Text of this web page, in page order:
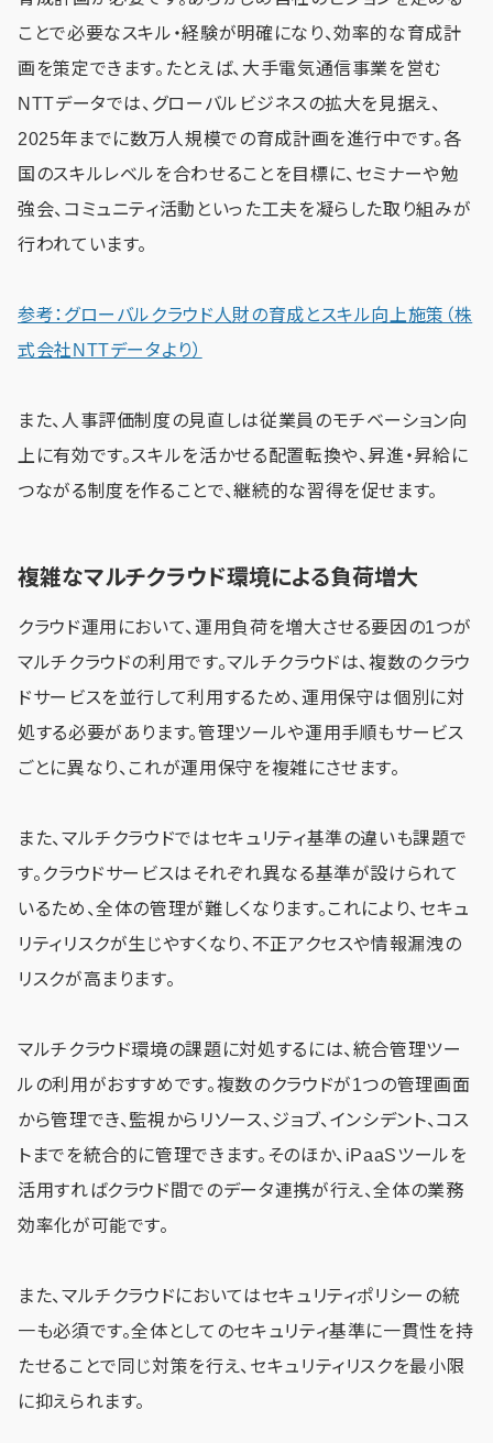
ことで必要なスキル・経験が明確になり、効率的な育成計
画を策定できます。たとえば、大手電気通信事業を営む
NTTデータでは、グローバルビジネスの拡大を見据え、
2025年までに数万人規模での育成計画を進行中です。各
国のスキルレベルを合わせることを目標に、セミナーや勉
強会、コミュニティ活動といった工夫を凝らした取り組みが
行われています。
参考：グローバルクラウド人財の育成とスキル向上施策（株
式会社NTTデータより）
また、人事評価制度の見直しは従業員のモチベーション向
上に有効です。スキルを活かせる配置転換や、昇進・昇給に
つながる制度を作ることで、継続的な習得を促せます。
複雑なマルチクラウド環境による負荷増大
クラウド運用において、運用負荷を増大させる要因の1つが
マルチクラウドの利用です。マルチクラウドは、複数のクラウ
ドサービスを並行して利用するため、運用保守は個別に対
処する必要があります。管理ツールや運用手順もサービス
ごとに異なり、これが運用保守を複雑にさせます。
また、マルチクラウドではセキュリティ基準の違いも課題で
す。クラウドサービスはそれぞれ異なる基準が設けられて
いるため、全体の管理が難しくなります。これにより、セキュ
リティリスクが生じやすくなり、不正アクセスや情報漏洩の
リスクが高まります。
マルチクラウド環境の課題に対処するには、統合管理ツー
ルの利用がおすすめです。複数のクラウドが1つの管理画面
から管理でき、監視からリソース、ジョブ、インシデント、コス
トまでを統合的に管理できます。そのほか、iPaaSツールを
活用すればクラウド間でのデータ連携が行え、全体の業務
効率化が可能です。
また、マルチクラウドにおいてはセキュリティポリシーの統
一も必須です。全体としてのセキュリティ基準に一貫性を持
たせることで同じ対策を行え、セキュリティリスクを最小限
に抑えられます。